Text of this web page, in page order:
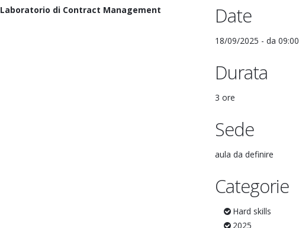
Laboratorio di Contract Management Date
18/09/2025 - da 09:00
Durata
3 ore
Sede
aula da definire
Categorie
Hard skills
2025